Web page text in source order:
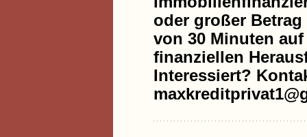
oder großer
von 30 Minuten
finanziellen
Interessiert?